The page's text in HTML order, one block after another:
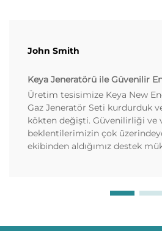
John Smith
Keya Jeneratörü ile Güvenilir
Üretim tesisimize Keya New
Gaz Jeneratör Seti kurdurduk
kökten değişti. Güvenilirliği ve
beklentilerimizin çok
ekibinden aldığımız destek